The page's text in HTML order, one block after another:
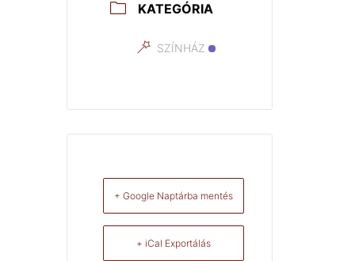
KATEGÓRIA
SZÍNHÁZ
+ Google Naptárba mentés
+ iCal Exportálás